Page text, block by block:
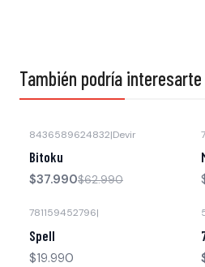
También podría
8436589624832|Devir
Bitoku
$37.990$62.990
781159452796|
Spell
$19.990